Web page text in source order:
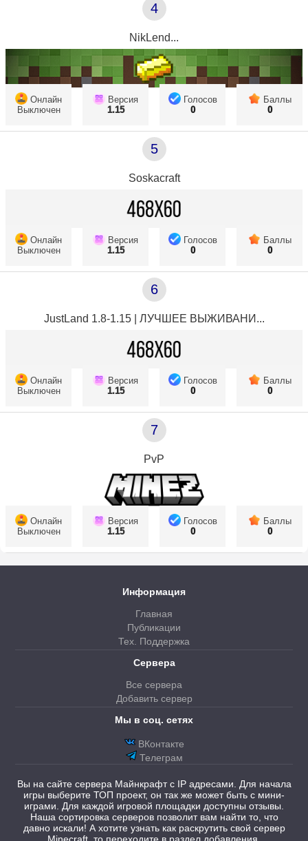
4
NikLend...
Онлайн
Выключен
Версия
1.15
Голосов
0
Баллы
0
5
Soskacraft
Онлайн
Выключен
Версия
1.15
Голосов
0
Баллы
0
6
JustLand 1.8-1.15 | ЛУЧШЕЕ ВЫЖИВАНИ...
Онлайн
Выключен
Версия
1.15
Голосов
0
Баллы
0
7
PvP
Онлайн
Выключен
Версия
1.15
Голосов
0
Баллы
0
Информация
Главная
Публикации
Тех. Поддержка
Сервера
Все сервера
Добавить сервер
Мы в соц. сетях
ВКонтакте
Телеграм
Вы на сайте сервера Майнкрафт с IP адресами. Для начала
игры выберите ТОП проект, он так же может быть с мини-
играми. Для каждой игровой площадки доступны отзывы.
Наша сортировка серверов позволит вам найти то, что
давно искали! А хотите узнать как раскрутить свой сервер